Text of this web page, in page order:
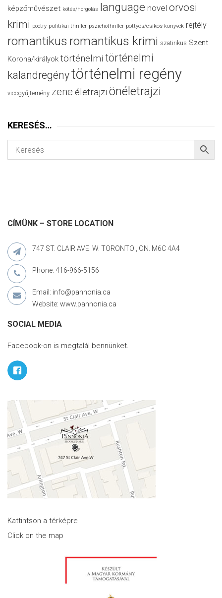
képzőművészet kötés/horgolás language novel orvosi
krimi poetry politikai thriller pszichothriller pöttyös/csíkos könyvek rejtély
romantikus romantikus krimi szatirikus Szent
Korona/királyok történelmi történelmi
kalandregénytörténelmi regény
viccgyűjtemény zene életrajzi önéletrajzi
KERESÉS…
CÍMÜNK – STORE LOCATION
747 ST. CLAIR AVE. W. TORONTO , ON. M6C 4A4
Phone: 416-966-5156
Email: info@pannonia.ca
Website: www.pannonia.ca
SOCIAL MEDIA
Facebook-on is megtalál bennünket.
Kattintson a térképre
Click on the map